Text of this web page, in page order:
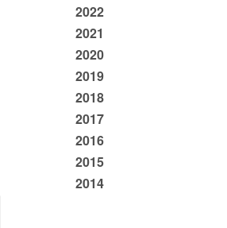
2022
2021
2020
2019
2018
2017
2016
2015
2014